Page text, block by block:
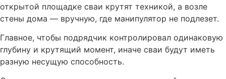
открытой площадке сваи крутят техникой, а возле
стены дома — вручную, где манипулятор не подлезет.
Главное, чтобы подрядчик контролировал одинаковую
глубину и крутящий момент, иначе сваи будут иметь
разную несущую способность.